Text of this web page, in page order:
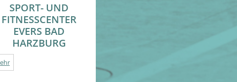
SPORT- UND
FITNESSCENTER
EVERS BAD
HARZBURG